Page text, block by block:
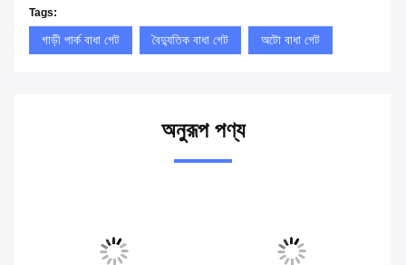
Tags:
গাড়ী পার্ক বাধা গেট বৈদ্যুতিক বাধা গেট অটো বাধা গেট
অনুরূপ পণ্য